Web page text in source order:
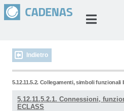
Indietro
5.12.11.5.2. Collegamenti, simboli funzionali
5.12.11.5.2.1. Connessioni,
ECLASS